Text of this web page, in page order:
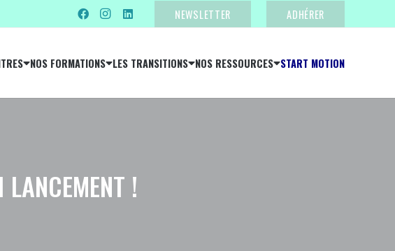
NEWSLETTER ADHÉRER
NOS FORMATIONS LES TRANSITIONS NOS RESSOURCES START MOTION
!